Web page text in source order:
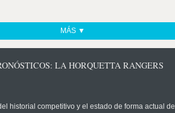
MÁS ▼
LA HORQUETTA RANGERS
historial competitivo y el estado de forma actual de